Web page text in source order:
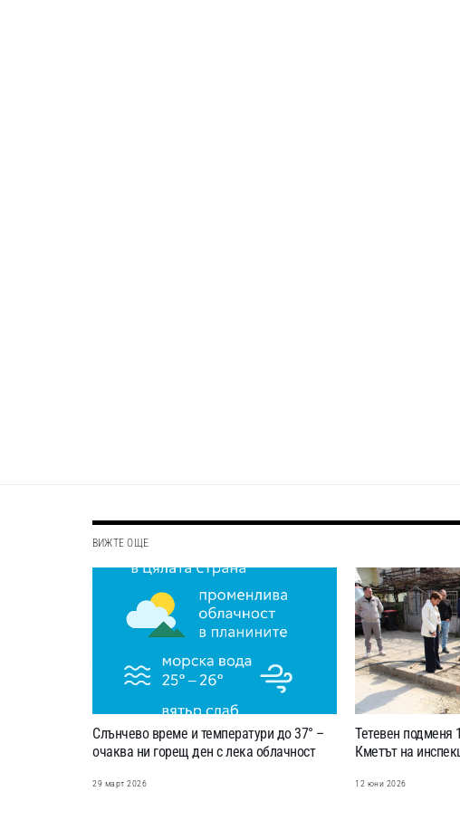
ВИЖТЕ ОЩЕ
Слънчево време и температури до 37° –
очаква ни горещ ден с лека облачност
29 март 2026
Тетевен подменя
Кметът на
12 юни 2026